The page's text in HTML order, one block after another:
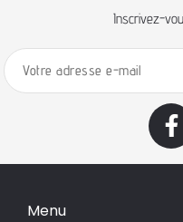
Inscrivez-
Menu